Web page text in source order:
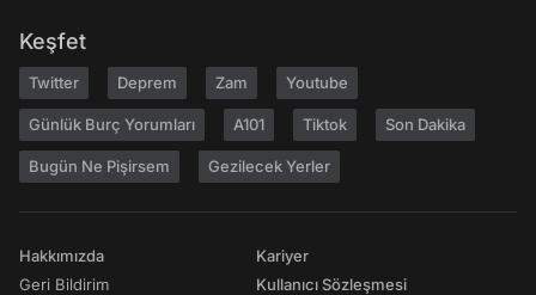
Keşfet
Twitter Deprem Zam Youtube
Günlük Burç Yorumları A101 Tiktok Son Dakika
Bugün Ne Pişirsem Gezilecek Yerler
Hakkımızda
Geri Bildirim
Kariyer
Kullanıcı Sözleşmesi